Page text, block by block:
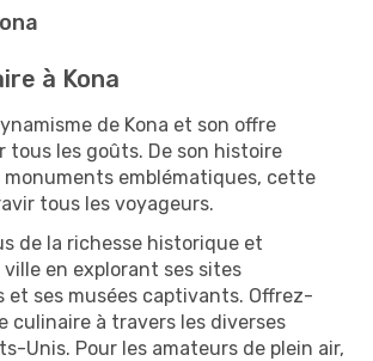
à Kona
de Kona et son offre
tous les goûts. De son histoire
monuments emblématiques, cette
tous les voyageurs.
de la richesse historique et
en explorant ses sites
et ses musées captivants. Offrez-
culinaire à travers les diverses
Unis. Pour les amateurs de plein air,